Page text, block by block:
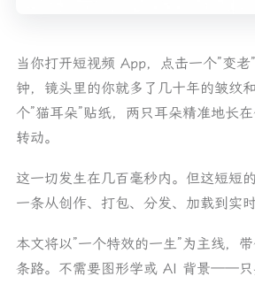
第三站：从云端到手机
第四站：特效怎么跑起来——每帧发生了什么
总体流程
AI 算法：按需求图调度
第五站：为什么这件事很难
16 毫秒的死线
当你打开短视频 App，点击一个”变老
钟，镜头里的你就多了几十年的皱纹
个”猫耳朵”贴纸，两只耳朵精准地长
转动。
这一切发生在几百毫秒内。但这短短
一条从创作、打包、分发、加载到实
本文将以”一个特效的一生”为主线，
条路。不需要图形学或 AI 背景——只